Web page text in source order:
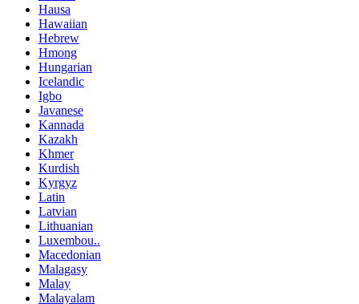
Hausa
Hawaiian
Hebrew
Hmong
Hungarian
Icelandic
Igbo
Javanese
Kannada
Kazakh
Khmer
Kurdish
Kyrgyz
Latin
Latvian
Lithuanian
Luxembou..
Macedonian
Malagasy
Malay
Malayalam